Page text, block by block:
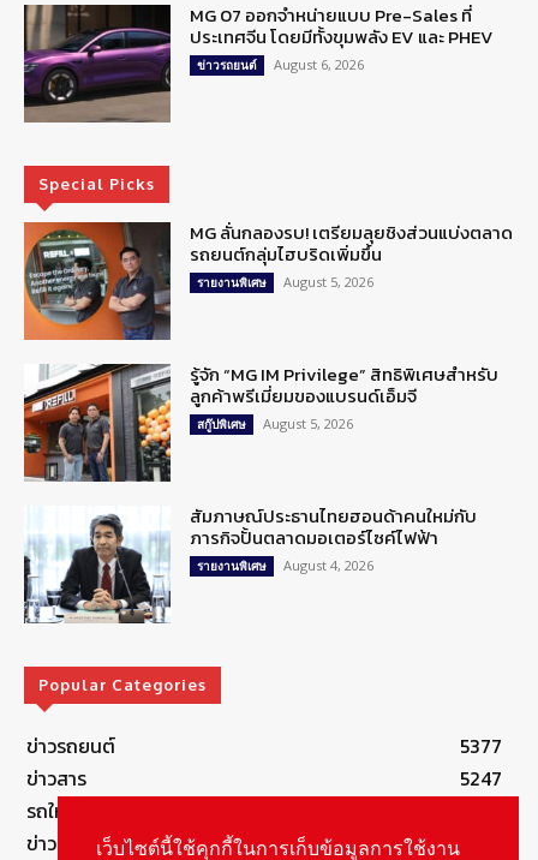
MG 07 ออกจำหน่ายแบบ Pre-Sales ที่
ประเทศจีน โดยมีทั้งขุมพลัง EV และ PHEV
ข่าวรถยนต์ August 6, 2026
Special Picks
MG ลั่นกลองรบ! เตรียมลุยชิงส่วนแบ่งตลาด
รถยนต์กลุ่มไฮบริดเพิ่มขึ้น
รายงานพิเศษ August 5, 2026
รู้จัก “MG IM Privilege” สิทธิพิเศษสำหรับ
ลูกค้าพรีเมี่ยมของแบรนด์เอ็มจี
สกู๊ปพิเศษ August 5, 2026
สัมภาษณ์ประธานไทยฮอนด้าคนใหม่กับ
ภารกิจปั้นตลาดมอเตอร์ไซค์ไฟฟ้า
รายงานพิเศษ August 4, 2026
Popular Categories
ข่าวรถยนต์
5377
ข่าวสาร
5247
รถใหม่
ข่าวประชาสัมพันธ์เว็บไซต์นี้ใช้คุกกี้ในการเก็บข้อมูลการใช้งาน